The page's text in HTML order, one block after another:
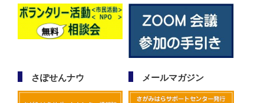
さぽせんナウ メールマガジン